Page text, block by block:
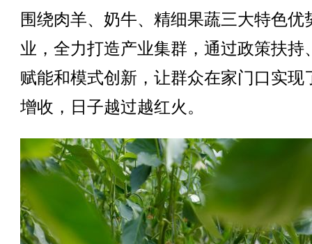
围绕肉羊、奶牛、精细果蔬三大特色优
业，全力打造产业集群，通过政策扶持
赋能和模式创新，让群众在家门口实现
增收，日子越过越红火。